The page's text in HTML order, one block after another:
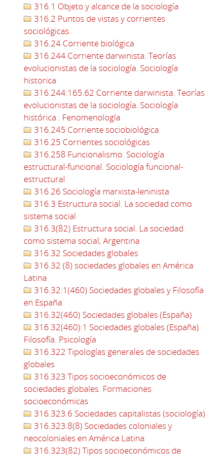
316.1 Objeto y alcance de la sociología
316.2 Puntos de vistas y corrientes
sociológicas.
316.24 Corriente biológica
316.244 Corriente darwinista. Teorías
evolucionistas de la sociología. Sociología
historica
316.244:165.62 Corriente darwinista. Teorías
evolucionistas de la sociología. Sociología
histórica : Fenomenología
316.245 Corriente sociobiológica
316.25 Corrientes sociológicas
316.258 Funcionalismo. Sociología
estructural-funcional. Sociología funcional-
estructural
316.26 Sociología marxista-leninista
316.3 Estructura social. La sociedad como
sistema social
316.3(82) Estructura social. La sociedad
como sistema social, Argentina
316.32 Sociedades globales
316.32 (8) sociedades globales en América
Latina
316.32:1(460) Sociedades globales y Filosofía
en España
316.32(460) Sociedades globales (España)
316.32(460):1 Sociedades globales (España).
Filosofía. Psicología
316.322 Tipologías generales de sociedades
globales
316.323 Tipos socioeconómicos de
sociedades globales. Formaciones
socioeconómicas
316.323.6 Sociedades capitalistas (sociología)
316.323.8(8) Sociedades coloniales y
neocoloniales en América Latina
316.323(82) Tipos socioeconómicos de